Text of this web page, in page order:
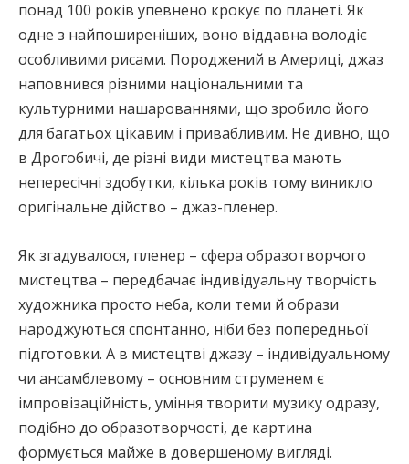
понад 100 років упевнено крокує по планеті. Як
одне з найпоширеніших, воно віддавна володіє
особливими рисами. Породжений в Америці, джаз
наповнився різними національними та
культурними нашарованнями, що зробило його
для багатьох цікавим і привабливим. Не дивно, що
в Дрогобичі, де різні види мистецтва мають
непересічні здобутки, кілька років тому виникло
оригінальне дійство – джаз-пленер.
Як згадувалося, пленер – сфера образотворчого
мистецтва – передбачає індивідуальну творчість
художника просто неба, коли теми й образи
народжуються спонтанно, ніби без попередньої
підготовки. А в мистецтві джазу – індивідуальному
чи ансамблевому – основним струменем є
імпровізаційність, уміння творити музику одразу,
подібно до образотворчості, де картина
формується майже в довершеному вигляді.